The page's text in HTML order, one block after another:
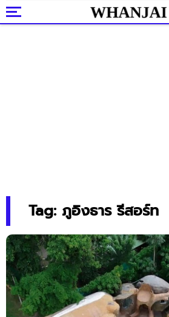
Tag: ภูอิงธาร รีสอร์ท